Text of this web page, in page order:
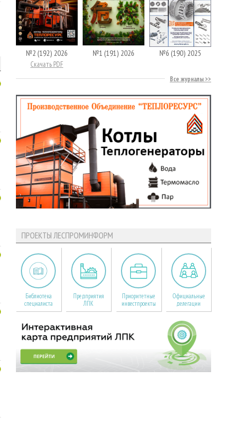
№2 (192) 2026
Скачать PDF
№1 (191) 2026 №6 (190) 2025
Все журналы
ПРОЕКТЫ ЛЕСПРОМИНФОРМ
Библиотека
специалиста
Предприятия
ЛПК
Приоритетные
инвестпроекты
Официальные
делегации